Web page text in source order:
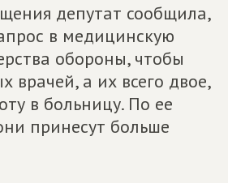
депутат сообщила,
в медицинскую
обороны, чтобы
врачей, а их всего двое,
в больницу. По ее
принесут больше